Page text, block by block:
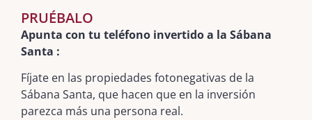
PRUÉBALO
Apunta con tu teléfono invertido a la Sábana
Santa :
Fíjate en las propiedades fotonegativas de la
Sábana Santa, que hacen que en la inversión
parezca más una persona real.